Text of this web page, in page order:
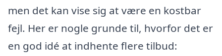
men det kan vise sig at være en kostbar
fejl. Her er nogle grunde til, hvorfor det er
en god idé at indhente flere tilbud: